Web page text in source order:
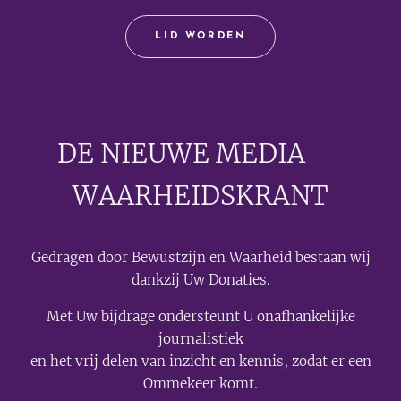
LID WORDEN
DE NIEUWE MEDIA🟣
WAARHEIDSKRANT
Gedragen door Bewustzijn en Waarheid bestaan wij
dankzij Uw Donaties.
Met Uw bijdrage ondersteunt U onafhankelijke
journalistiek
en het vrij delen van inzicht en kennis, zodat er een
Ommekeer komt.